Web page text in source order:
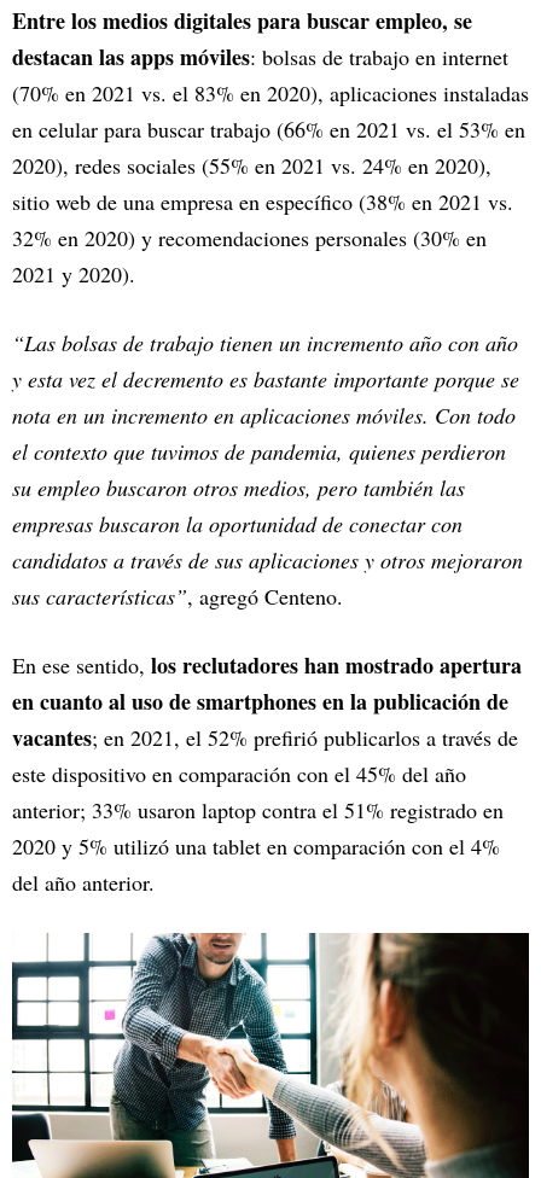
Entre los medios digitales para buscar empleo, se
destacan las apps móviles: bolsas de trabajo en internet
(70% en 2021 vs. el 83% en 2020), aplicaciones instaladas
en celular para buscar trabajo (66% en 2021 vs. el 53% en
2020), redes sociales (55% en 2021 vs. 24% en 2020),
sitio web de una empresa en específico (38% en 2021 vs.
32% en 2020) y recomendaciones personales (30% en
2021 y 2020).
“Las bolsas de trabajo tienen un incremento año con año
y esta vez el decremento es bastante importante porque se
nota en un incremento en aplicaciones móviles. Con todo
el contexto que tuvimos de pandemia, quienes perdieron
su empleo buscaron otros medios, pero también las
empresas buscaron la oportunidad de conectar con
candidatos a través de sus aplicaciones y otros mejoraron
sus características”, agregó Centeno.
En ese sentido, los reclutadores han mostrado apertura
en cuanto al uso de smartphones en la publicación de
vacantes; en 2021, el 52% prefirió publicarlos a través de
este dispositivo en comparación con el 45% del año
anterior; 33% usaron laptop contra el 51% registrado en
2020 y 5% utilizó una tablet en comparación con el 4%
del año anterior.